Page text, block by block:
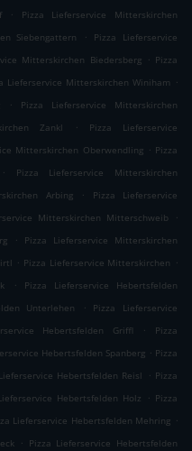
.
Pizza Lieferservice Mitterskirchen
Siebengattern .
Pizza Lieferservice
Mitterskirchen Biedersberg . Pizza
Lieferservice Mitterskirchen Winiham .
.
Pizza Lieferservice Mitterskirchen
Zankl .
Pizza Lieferservice
Mitterskirchen Oberwendling . Pizza
.
Pizza Lieferservice Mitterskirchen
Arbing .
Pizza Lieferservice
Mitterskirchen Mitterschweib
.
.
Pizza Lieferservice Mitterskirchen
. Pizza Lieferservice Mitterskirchen .
.
Pizza Lieferservice Hebertsfelden
Unterlehen .
Pizza Lieferservice
Hebertsfelden Griffl .
Pizza
Hebertsfelden Spanberg . Pizza
Hebertsfelden Reisl . Pizza
Hebertsfelden Holz . Pizza
Lieferservice Hebertsfelden Mehring .
. Pizza Lieferservice Hebertsfelden